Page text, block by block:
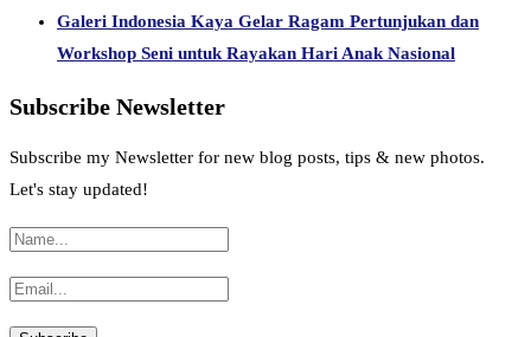
Galeri Indonesia Kaya Gelar Ragam Pertunjukan dan
Workshop Seni untuk Rayakan Hari Anak Nasional
Subscribe Newsletter
Subscribe my Newsletter for new blog posts, tips & new photos.
Let's stay updated!